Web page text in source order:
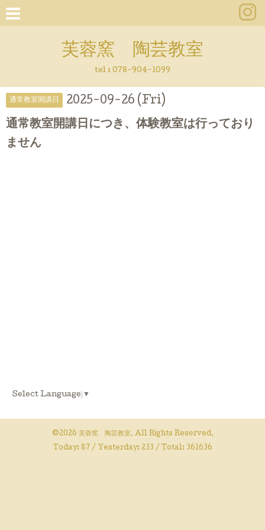
芙蓉窯 陶芸教室
tel : 078-904-1099
通常教室開講日 2025-09-26 (Fri)
通常教室開講日につき、体験教室は行っており
ません
Select Language ▼
©2026 芙蓉窯 陶芸教室. All Rights Reserved.
Today: 87 / Yesterday: 233 / Total: 361636